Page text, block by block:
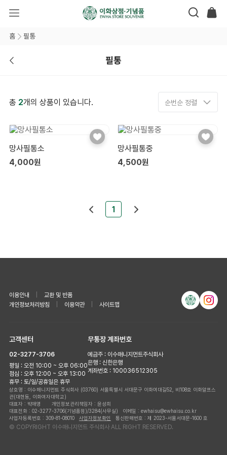
홈 필통
필통
총 2개의 상품이 있습니다. 순번순 정렬
망사필통소
4,000원
망사필통중
4,500원
1
이용안내
교환 및 반품
개인정보처리방침
이용약관 사이트맵
고객센터
02-3277-3706
평일 : 오전 10:00 ~ 오후 06:00
점심 : 오후 12:00 ~ 오후 13:00
휴무 : 토/일/공휴일은 휴무
무통장 계좌번호
예금주 : 이수매니지먼트주식회사
은행 : 신한은행
계좌번호 : 100036512305
상호명 : 이수매니지먼트 주식회사 (03760) 서울특별시 서대문구 이화여대길52, 비108호 이화알프스
관(대현동, 이화여자대학교)
대표자 : 박애영 개인정보관리책임자 : 윤성희
대표전화 : 02-3277-3706(기념품점)/3284(사무실)
이메일 : ewhaisu@ewhaisu.co.kr
사업자등록번호 : 309-81-08010 사업자정보확인 통신판매번호 : 제 2023-서울서대문-1600 호
© COPYRIGHT 이수매니지먼트 주식회사 ALL RIGHT RESERVED.